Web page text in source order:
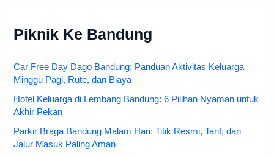
Piknik Ke Bandung
Car Free Day Dago Bandung: Panduan Aktivitas Keluarga
Minggu Pagi, Rute, dan Biaya
Hotel Keluarga di Lembang Bandung: 6 Pilihan Nyaman untuk
Akhir Pekan
Parkir Braga Bandung Malam Hari: Titik Resmi, Tarif, dan
Jalur Masuk Paling Aman